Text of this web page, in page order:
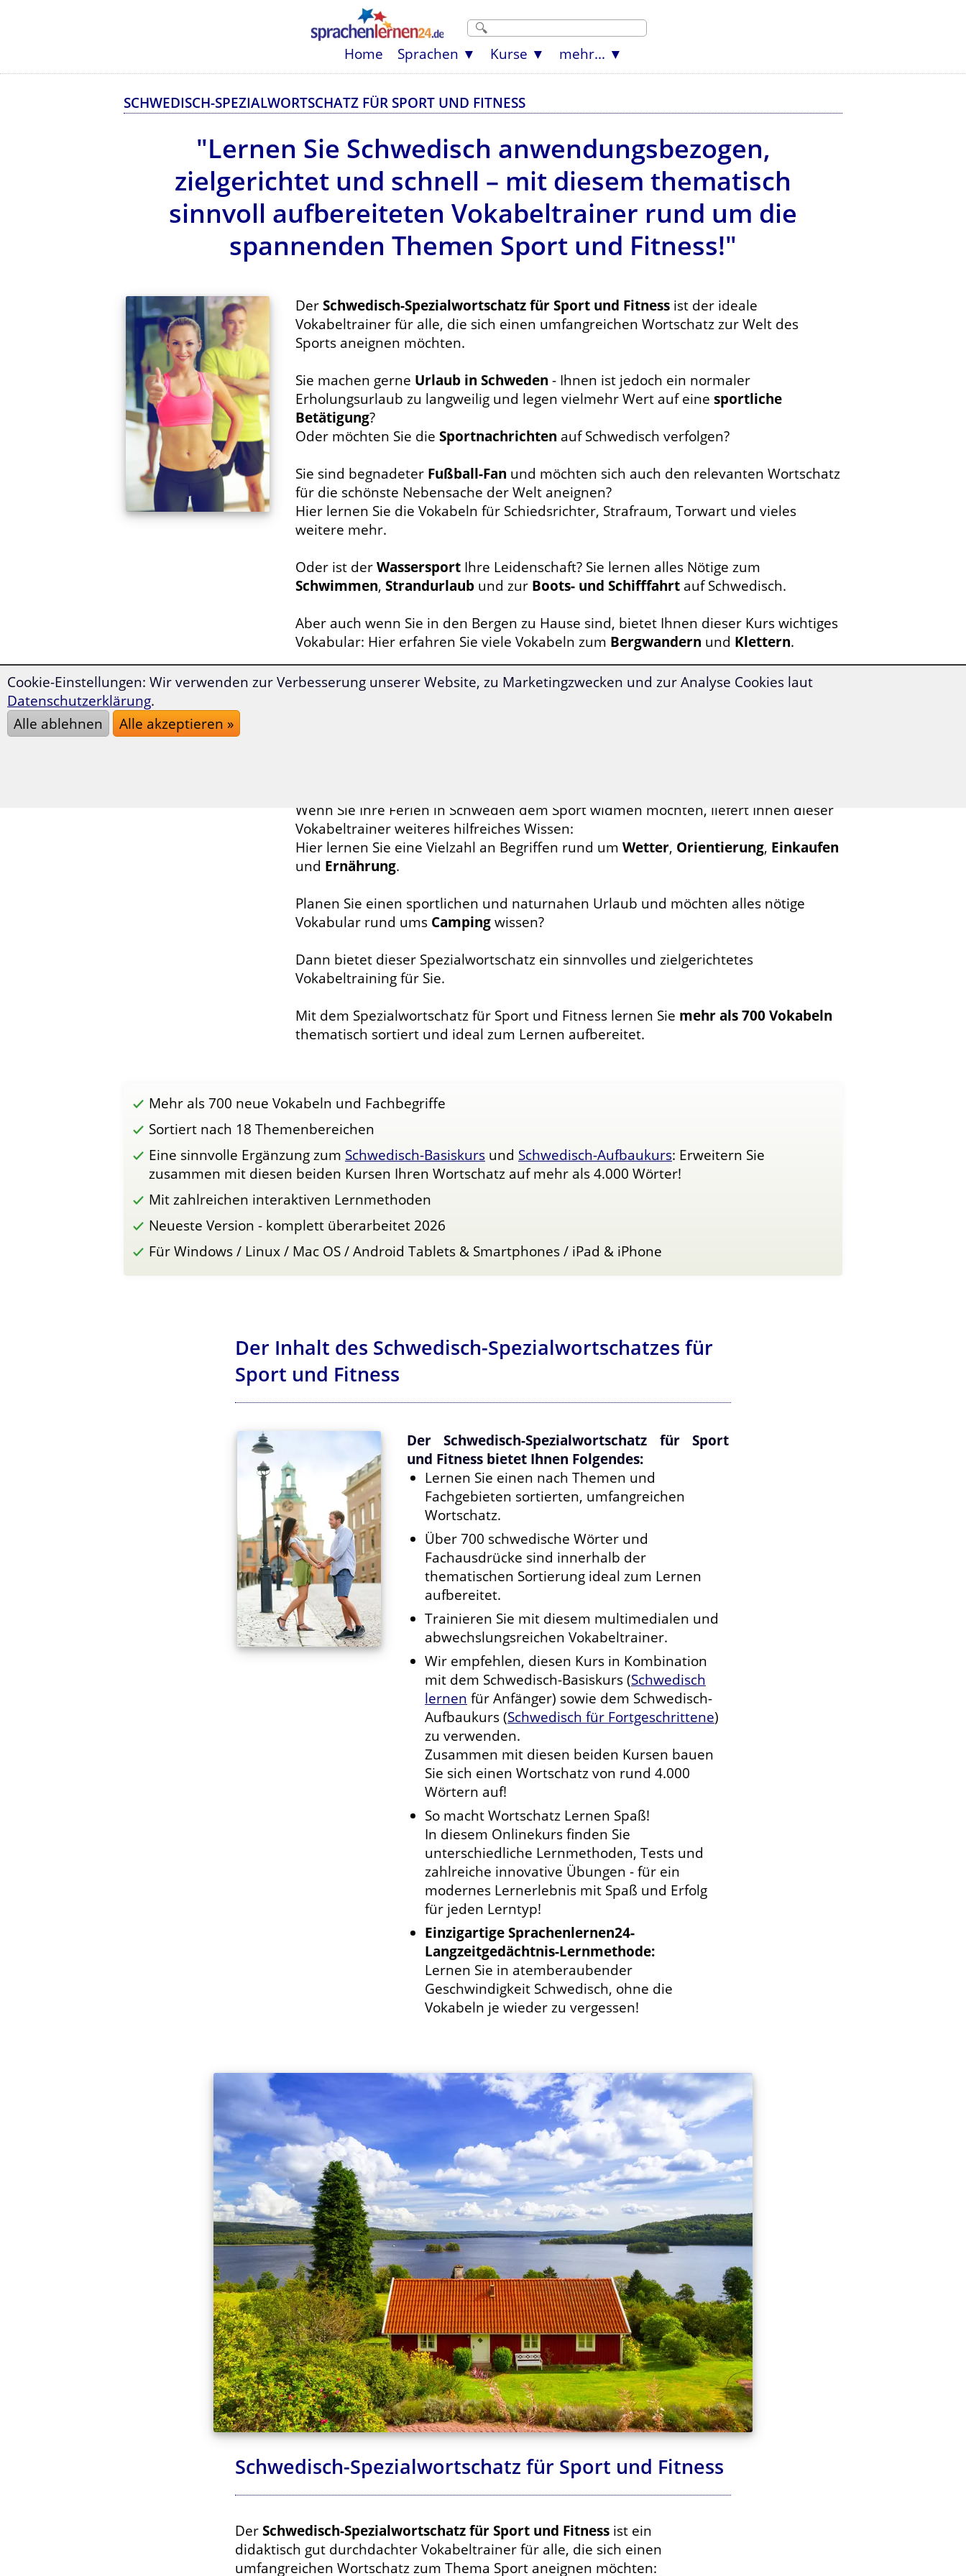
Home Sprachen Kurse mehr...
SCHWEDISCH-SPEZIALWORTSCHATZ FÜR SPORT UND FITNESS
"Lernen Sie Schwedisch anwendungsbezogen,
zielgerichtet und schnell – mit diesem thematisch
sinnvoll aufbereiteten Vokabeltrainer rund um die
spannenden Themen Sport und Fitness!"
Der Schwedisch-Spezialwortschatz für Sport und Fitness ist der ideale
Vokabeltrainer für alle, die sich einen umfangreichen Wortschatz zur Welt des
Sports aneignen möchten.
Sie machen gerne Urlaub in Schweden - Ihnen ist jedoch ein normaler
Erholungsurlaub zu langweilig und legen vielmehr Wert auf eine sportliche
Betätigung?
Oder möchten Sie die Sportnachrichten auf Schwedisch verfolgen?
Sie sind begnadeter Fußball-Fan und möchten sich auch den relevanten Wortschatz
für die schönste Nebensache der Welt aneignen?
Hier lernen Sie die Vokabeln für Schiedsrichter, Strafraum, Torwart und vieles
weitere mehr.
Oder ist der Wassersport Ihre Leidenschaft? Sie lernen alles Nötige zum
Schwimmen, Strandurlaub und zur Boots- und Schifffahrt auf Schwedisch.
Aber auch wenn Sie in den Bergen zu Hause sind, bietet Ihnen dieser Kurs wichtiges
Vokabular: Hier erfahren Sie viele Vokabeln zum Bergwandern und Klettern.
Möchten Sie in Schweden etwas für Ihre Fitness tun? Lernen Sie viele Begriffe rund
Wenn Sie Ihre Ferien in Schweden dem Sport widmen möchten, liefert Ihnen dieser
Vokabeltrainer weiteres hilfreiches Wissen:
Hier lernen Sie eine Vielzahl an Begriffen rund um Wetter, Orientierung, Einkaufen
und Ernährung.
Planen Sie einen sportlichen und naturnahen Urlaub und möchten alles nötige
Vokabular rund ums Camping wissen?
Dann bietet dieser Spezialwortschatz ein sinnvolles und zielgerichtetes
Vokabeltraining für Sie.
Mit dem Spezialwortschatz für Sport und Fitness lernen Sie mehr als 700 Vokabeln
thematisch sortiert und ideal zum Lernen aufbereitet.
Mehr als 700 neue Vokabeln und Fachbegriffe
Sortiert nach 18 Themenbereichen
Eine sinnvolle Ergänzung zum Schwedisch-Basiskurs und Schwedisch-Aufbaukurs: Erweitern Sie
zusammen mit diesen beiden Kursen Ihren Wortschatz auf mehr als 4.000 Wörter!
Mit zahlreichen interaktiven Lernmethoden
Neueste Version - komplett überarbeitet 2026
Für Windows / Linux / Mac OS / Android Tablets & Smartphones / iPad & iPhone
Der Inhalt des Schwedisch-Spezialwortschatzes für
Sport und Fitness
Der Schwedisch-Spezialwortschatz für Sport
und Fitness bietet Ihnen Folgendes:
Lernen Sie einen nach Themen und
Fachgebieten sortierten, umfangreichen
Wortschatz.
Über 700 schwedische Wörter und
Fachausdrücke sind innerhalb der
thematischen Sortierung ideal zum Lernen
aufbereitet.
Trainieren Sie mit diesem multimedialen und
abwechslungsreichen Vokabeltrainer.
Wir empfehlen, diesen Kurs in Kombination
mit dem Schwedisch-Basiskurs (Schwedisch
lernen für Anfänger) sowie dem Schwedisch-
Aufbaukurs (Schwedisch für Fortgeschrittene)
zu verwenden.
Zusammen mit diesen beiden Kursen bauen
Sie sich einen Wortschatz von rund 4.000
Wörtern auf!
So macht Wortschatz Lernen Spaß!
In diesem Onlinekurs finden Sie
unterschiedliche Lernmethoden, Tests und
zahlreiche innovative Übungen - für ein
modernes Lernerlebnis mit Spaß und Erfolg
für jeden Lerntyp!
Einzigartige Sprachenlernen24-
Langzeitgedächtnis-Lernmethode:
Lernen Sie in atemberaubender
Geschwindigkeit Schwedisch, ohne die
Vokabeln je wieder zu vergessen!
Schwedisch-Spezialwortschatz für Sport und Fitness
Der Schwedisch-Spezialwortschatz für Sport und Fitness ist ein
didaktisch gut durchdachter Vokabeltrainer für alle, die sich einen
umfangreichen Wortschatz zum Thema Sport aneignen möchten:
Cookie-Einstellungen: Wir verwenden zur Verbesserung unserer Website, zu Marketingzwecken und zur Analyse Cookies laut
Datenschutzerklärung.
Alle ablehnen
Alle akzeptieren »